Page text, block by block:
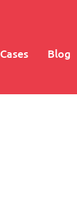
Cases Blog